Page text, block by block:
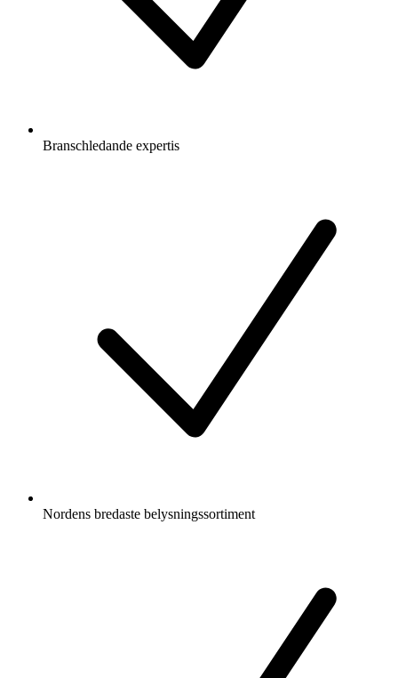
Branschledande expertis
Nordens bredaste belysningssortiment